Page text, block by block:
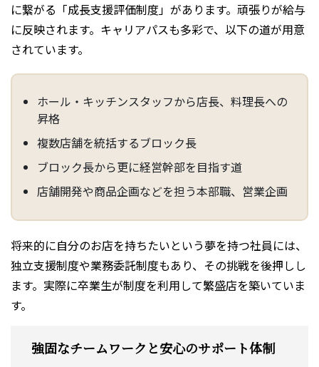
に繋がる「成長支援評価制度」があります。頑張りが給与
に反映されます。キャリアパスも多彩で、以下の道が用意
されています。
ホール・キッチンスタッフから店長、料理長への
昇格
複数店舗を統括するブロック長
ブロック長から更に経営幹部を目指す道
店舗開発や商品企画などを担う本部職、営業企画
将来的に自分のお店を持ちたいという夢を持つ社員には、
独立支援制度や業務委託制度もあり、その挑戦を後押しし
ます。実際に卒業生が制度を利用して繁盛店を築いていま
す。
強固なチームワークと安心のサポート体制